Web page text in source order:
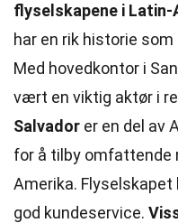
flyselskapene i Latin-
har en rik historie
Med hovedkontor i
vært en viktig aktør i
Salvador er en del av
for å tilby omfattende
Amerika.
god kundeservice.